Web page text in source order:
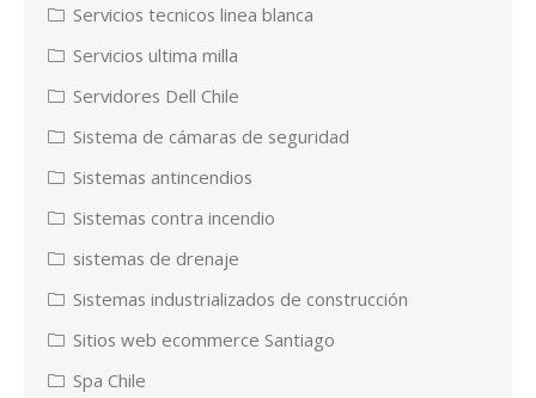
Servicios tecnicos linea blanca
Servicios ultima milla
Servidores Dell Chile
Sistema de cámaras de seguridad
Sistemas antincendios
Sistemas contra incendio
sistemas de drenaje
Sistemas industrializados de construcción
Sitios web ecommerce Santiago
Spa Chile